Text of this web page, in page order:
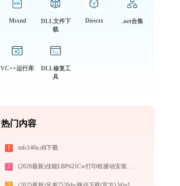
Msxml
DLL文件下
载
Directx .net合集
VC++运行库
DLL修复工
具
热门内容
1 mfc140u.dll下载
2 (2026最新)佳能LBP621Cw打印机驱动安装全攻略：从下载到安装完全教程